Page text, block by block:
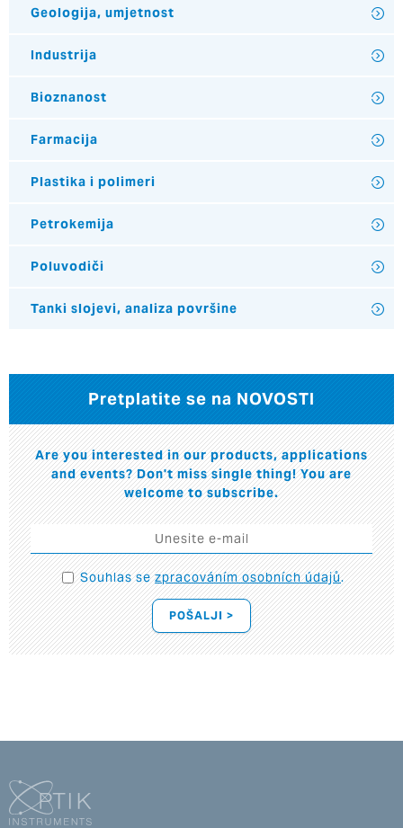
Geologija, umjetnost
Industrija
Bioznanost
Farmacija
Plastika i polimeri
Petrokemija
Poluvodiči
Tanki slojevi, analiza površine
Pretplatite se na NOVOSTI
Are you interested in our products, applications
and events? Don't miss single thing! You are
welcome to subscribe.
Souhlas sezpracováním osobních údajů.
POŠALJI >